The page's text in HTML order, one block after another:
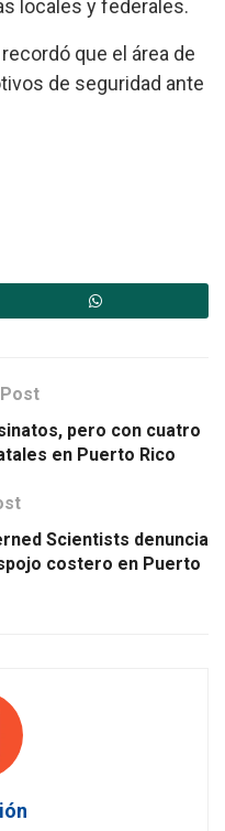
locales y federales.
que el área de
de seguridad ante
pero con cuatro
en Puerto Rico
Scientists denuncia
costero en Puerto